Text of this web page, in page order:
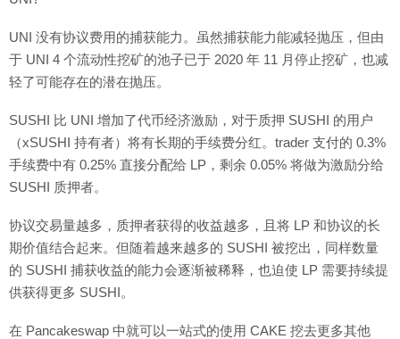
UNI 没有协议费用的捕获能力。虽然捕获能力能减轻抛压，但由
于 UNI 4 个流动性挖矿的池子已于 2020 年 11 月停止挖矿，也减
轻了可能存在的潜在抛压。
SUSHI 比 UNI 增加了代币经济激励，对于质押 SUSHI 的用户
（xSUSHI 持有者）将有长期的手续费分红。trader 支付的 0.3%
手续费中有 0.25% 直接分配给 LP，剩余 0.05% 将做为激励分给
SUSHI 质押者。
协议交易量越多，质押者获得的收益越多，且将 LP 和协议的长
期价值结合起来。但随着越来越多的 SUSHI 被挖出，同样数量
的 SUSHI 捕获收益的能力会逐渐被稀释，也迫使 LP 需要持续提
供获得更多 SUSHI。
在 Pancakeswap 中就可以一站式的使用 CAKE 挖去更多其他